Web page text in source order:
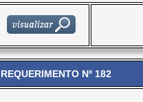
REQUERIMENTO Nº 182